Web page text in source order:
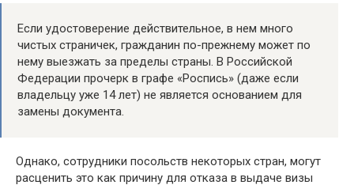
Если удостоверение действительное, в нем много
чистых страничек, гражданин по-прежнему может по
нему выезжать за пределы страны. В Российской
Федерации прочерк в графе «Роспись» (даже если
владельцу уже 14 лет) не является основанием для
замены документа.
Однако, сотрудники посольств некоторых стран, могут
расценить это как причину для отказа в выдаче визы